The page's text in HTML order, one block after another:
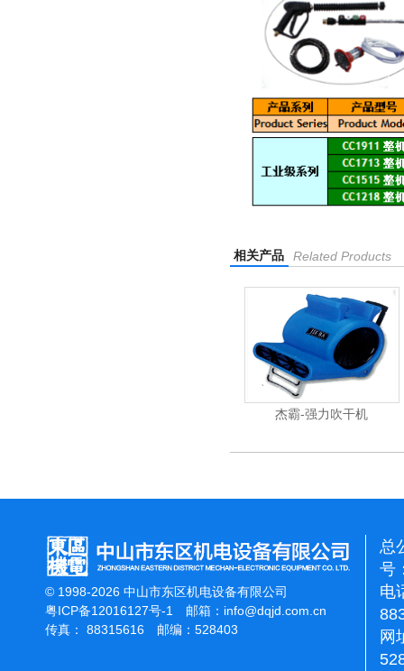
相关产品 Related Products
杰霸-强力吹干机 洁霸多功
© 1998-2026 中山市东区机电设备有限公司
粤ICP备12016127号-1
邮箱： info@dqjd.com.cn
传真： 88315616 邮编：528403
总
号
电
网